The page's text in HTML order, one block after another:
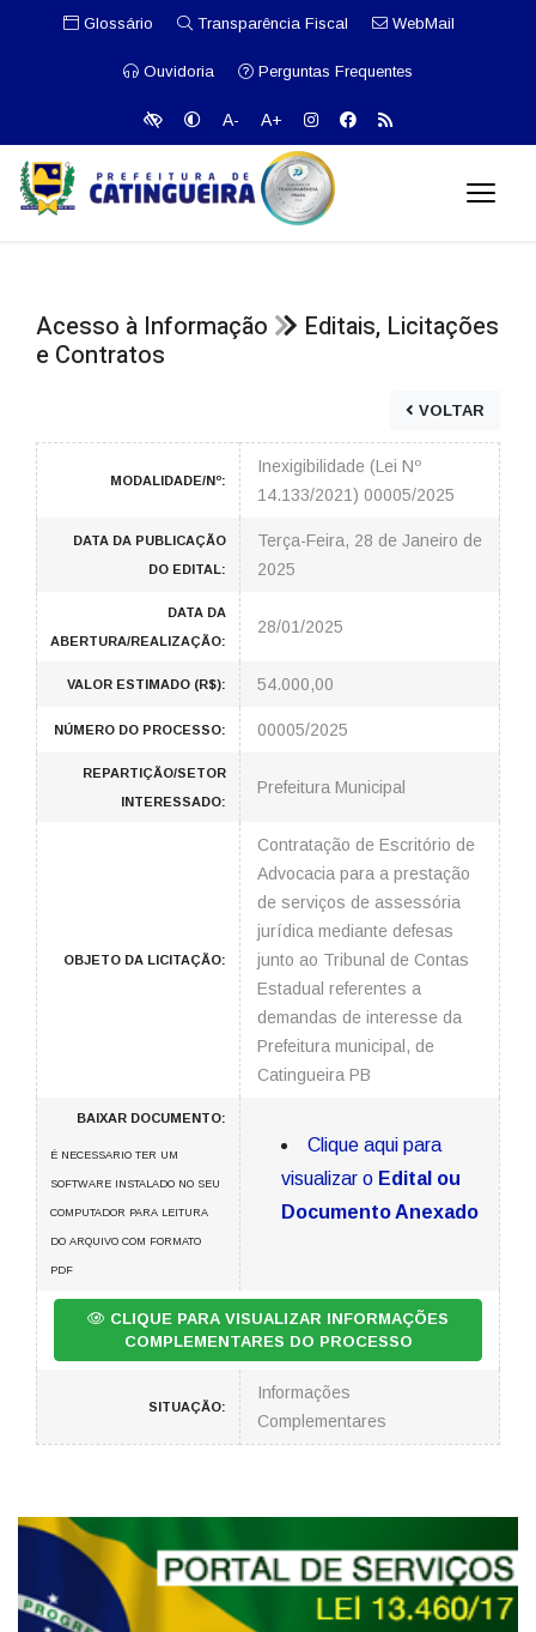
Glossário Transparência Fiscal WebMail
Ouvidoria Perguntas Frequentes
A- A+
Acesso à Informação
Editais, Licitações
e Contratos
VOLTAR
MODALIDADE/Nº:
Inexigibilidade (Lei Nº
14.133/2021) 00005/2025
DATA DA PUBLICAÇÃO
DO EDITAL:
Terça-Feira, 28 de Janeiro de
2025
DATA DA
ABERTURA/REALIZAÇÃO:
28/01/2025
VALOR ESTIMADO (R$): 54.000,00
NÚMERO DO PROCESSO: 00005/2025
REPARTIÇÃO/SETOR
INTERESSADO:
Prefeitura Municipal
OBJETO DA LICITAÇÃO:
Contratação de Escritório de
Advocacia para a prestação
de serviços de assessória
jurídica mediante defesas
junto ao Tribunal de Contas
Estadual referentes a
demandas de interesse da
Prefeitura municipal, de
Catingueira PB
BAIXAR DOCUMENTO:
É NECESSARIO TER UM
SOFTWARE INSTALADO NO SEU
COMPUTADOR PARA LEITURA
DO ARQUIVO COM FORMATO
PDF
Clique aqui para
visualizar o Edital ou
Documento Anexado
CLIQUE PARA VISUALIZAR INFORMAÇÕES
COMPLEMENTARES DO PROCESSO
SITUAÇÃO:
Informações
Complementares